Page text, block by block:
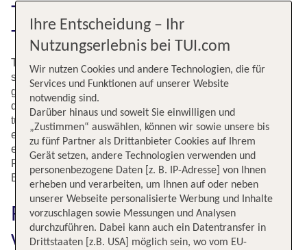
Top-Angebote nutzen und mit
TUI abheben!
TUI als weltweit größter Reiseveranstalter bringt Dich
schon für kleines Geld von Stuttgart nach Ankara. Die
günstigen Angebote und die kurze Flugzeit von nur etwa
drei Stunden sind gute Argumente für einen Flug in die
türkische Metropole. Steht Dir der Sinn nach einem
erlebnisreichen Städtetrip oder möchtest Du auf
entspannten Rundreisen Anatolien erkunden? In jedem
Fall ist Ankara der Ausgangspunkt für Urlaubsfreuden der
Extraklasse!
Fluginformationen für Flüge
von Stuttgart nach Ankara
Ihre Entscheidung – Ihr
Nutzungserlebnis bei TUI.com
Wir nutzen Cookies und andere Technologien, die für
Services und Funktionen auf unserer Website
notwendig sind.
Darüber hinaus und soweit Sie einwilligen und
„Zustimmen“ auswählen, können wir sowie unsere bis
zu fünf Partner als Drittanbieter Cookies auf Ihrem
Gerät setzen, andere Technologien verwenden und
personenbezogene Daten [z. B. IP-Adresse] von Ihnen
erheben und verarbeiten, um Ihnen auf oder neben
unserer Webseite personalisierte Werbung und Inhalte
vorzuschlagen sowie Messungen und Analysen
durchzuführen. Dabei kann auch ein Datentransfer in
Drittstaaten [z.B. USA] möglich sein, wo vom EU-